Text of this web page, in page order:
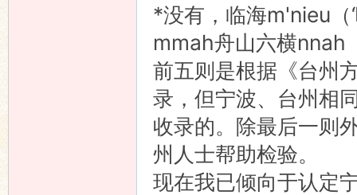
*没有，临海m'nieu（
mmah舟山六横nnah
前五则是根据《台州
录，但宁波、台州相
收录的。除最后一则
州人士帮助检验。
现在我已倾向于认定